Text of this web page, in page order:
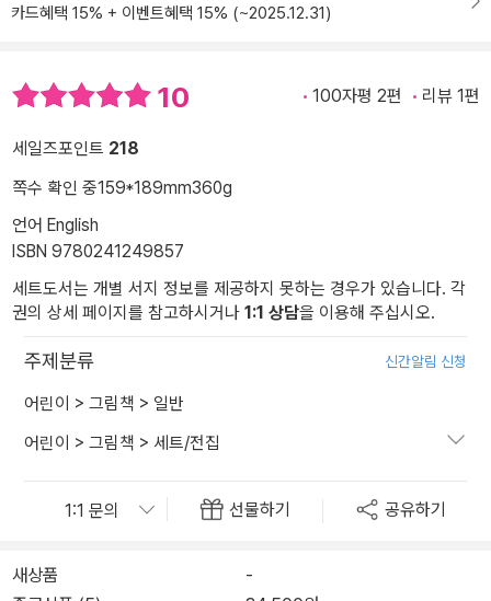
카드혜택 15% + 이벤트혜택 15% (~2025.12.31)
10 100자평 2편 리뷰 1편
세일즈포인트 218
쪽수 확인 중159*189mm360g
언어 English
ISBN 9780241249857
세트도서는 개별 서지 정보를 제공하지 못하는 경우가 있습니다. 각
권의 상세 페이지를 참고하시거나 1:1 상담을 이용해 주십시오.
주제분류 신간알림 신청
어린이 > 그림책 > 일반
어린이 > 그림책 > 세트/전집
선물하기 공유하기
새상품
-